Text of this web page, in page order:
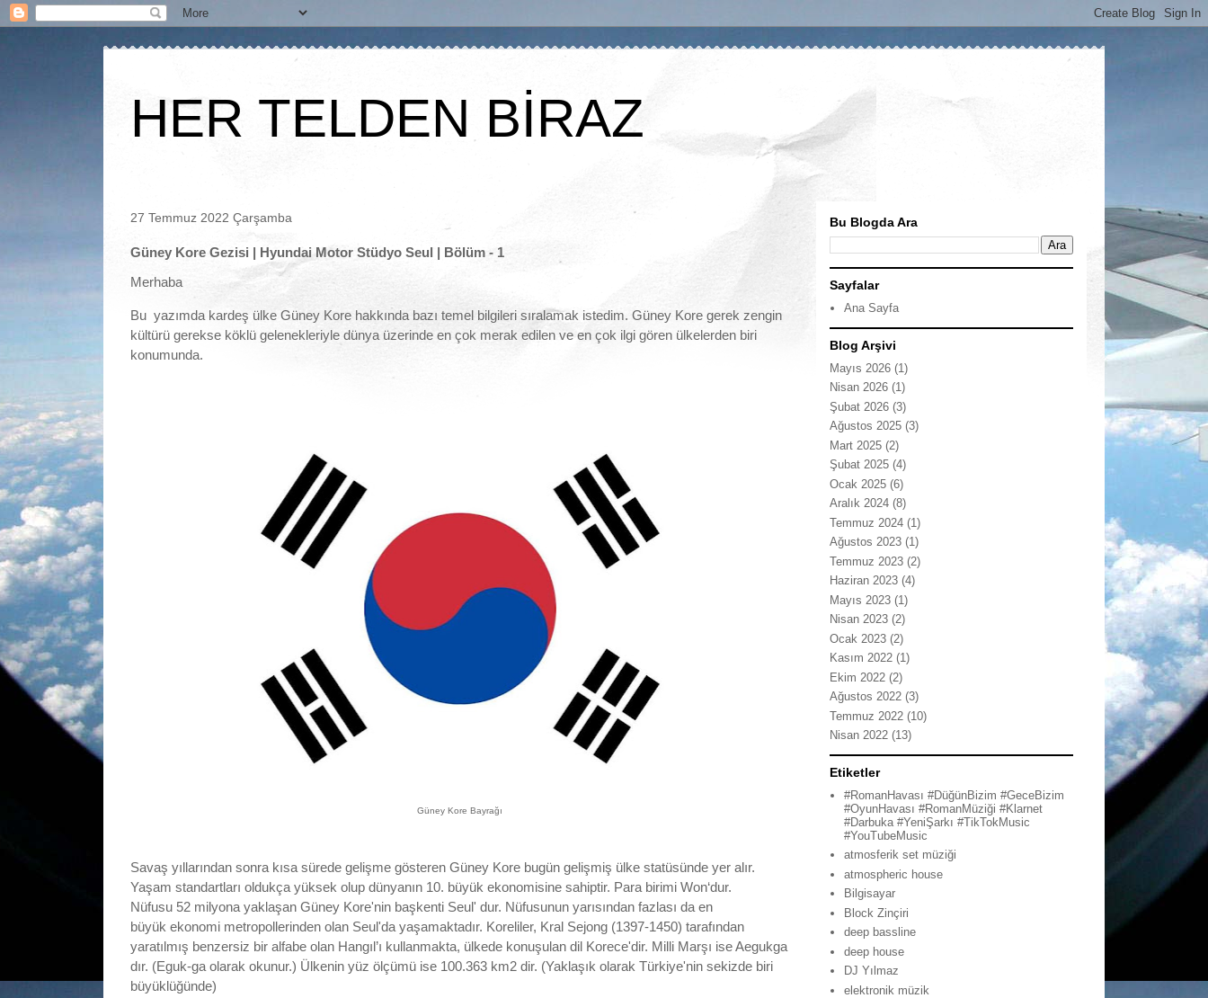
HER TELDEN BİRAZ
27 Temmuz 2022 Çarşamba
Güney Kore Gezisi | Hyundai Motor Stüdyo Seul | Bölüm - 1
Merhaba
Bu yazımda kardeş ülke Güney Kore hakkında bazı temel bilgileri sıralamak istedim. Güney Kore gerek zengin
kültürü gerekse köklü gelenekleriyle dünya üzerinde en çok merak edilen ve en çok ilgi gören ülkelerden biri
konumunda.
Güney Kore Bayrağı
Savaş yıllarından sonra kısa sürede gelişme gösteren Güney Kore bugün gelişmiş ülke statüsünde yer alır.
Yaşam standartları oldukça yüksek olup dünyanın 10. büyük ekonomisine sahiptir. Para birimi Won‘dur.
Nüfusu 52 milyona yaklaşan Güney Kore'nin başkenti Seul' dur. Nüfusunun yarısından fazlası da en
büyük ekonomi metropollerinden olan Seul'da yaşamaktadır. Koreliler, Kral Sejong (1397-1450) tarafından
yaratılmış benzersiz bir alfabe olan Hangıl’ı kullanmakta, ülkede konuşulan dil Korece'dir. Milli Marşı ise Aegukga
dır. (Eguk-ga olarak okunur.) Ülkenin yüz ölçümü ise 100.363 km2 dir. (Yaklaşık olarak Türkiye'nin sekizde biri
büyüklüğünde)
Bu Blogda Ara
Sayfalar
Ana Sayfa
Blog Arşivi
Mayıs 2026 (1)
Nisan 2026 (1)
Şubat 2026 (3)
Ağustos 2025 (3)
Mart 2025 (2)
Şubat 2025 (4)
Ocak 2025 (6)
Aralık 2024 (8)
Temmuz 2024 (1)
Ağustos 2023 (1)
Temmuz 2023 (2)
Haziran 2023 (4)
Mayıs 2023 (1)
Nisan 2023 (2)
Ocak 2023 (2)
Kasım 2022 (1)
Ekim 2022 (2)
Ağustos 2022 (3)
Temmuz 2022 (10)
Nisan 2022 (13)
Etiketler
#RomanHavası #DüğünBizim #GeceBizim
#OyunHavası #RomanMüziği #Klarnet
#Darbuka #YeniŞarkı #TikTokMusic
#YouTubeMusic
atmosferik set müziği
atmospheric house
Bilgisayar
Block Zinçiri
deep bassline
deep house
DJ Yılmaz
elektronik müzik